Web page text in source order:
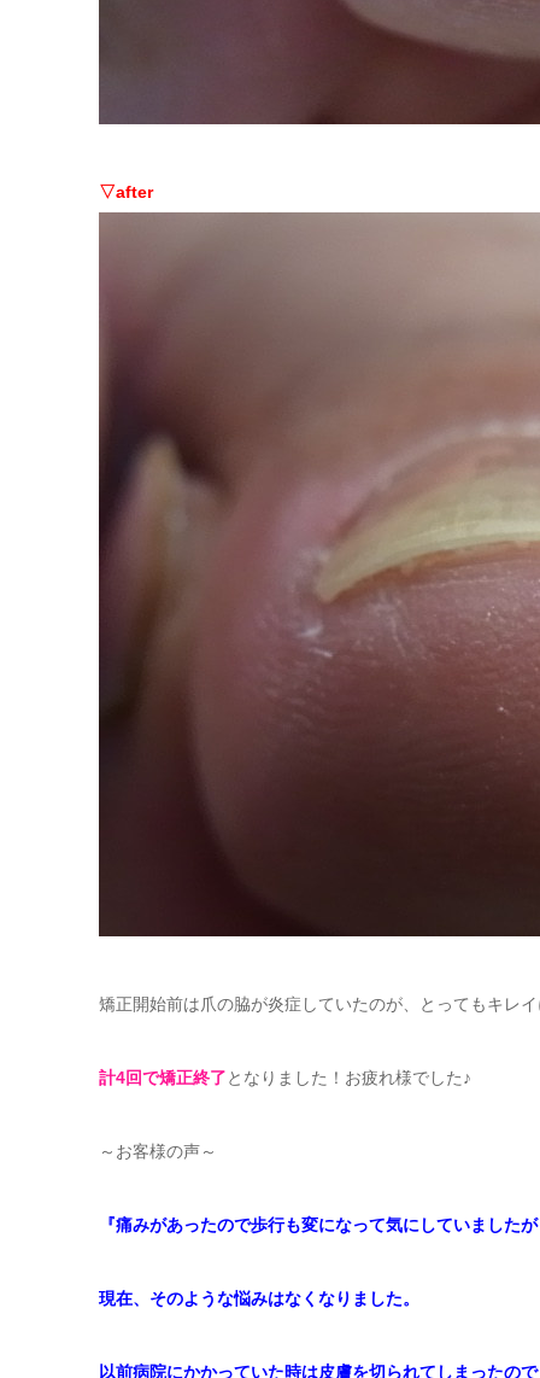
▽after
矯正開始前は爪の脇が炎症していたのが、とってもキレ
計4回で矯正終了となりました！お疲れ様でした♪
～お客様の声～
『痛みがあったので歩行も変になって気にしていましたが
現在、そのような悩みはなくなりました。
以前病院にかかっていた時は皮膚を切られてしまったので